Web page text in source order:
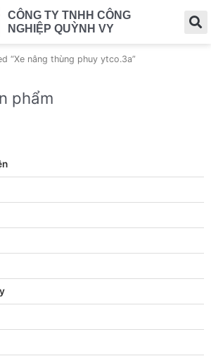
CÔNG TY TNHH CÔNG
NGHIỆP QUỲNH VY
“Xe nâng thùng phuy ytco.3a”
phẩm